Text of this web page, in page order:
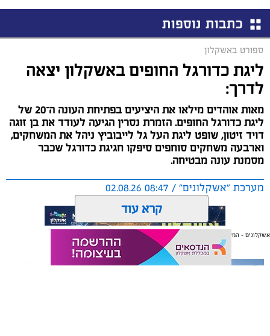
כתבות נוספות
ספורט באשקלון
ליגת כדורגל החופים באשקלון יצאה
לדרך:
מאות אוהדים מילאו את היציעים בפתיחת העונה ה־20 של
ליגת כדורגל החופים. הזמרת נסרין הגיעה לעודד את בן זוגה
דויד זיטון, שופט ליגת העל גל לייבוביץ ניהל את המשחקים,
וארבעה משחקים סוחפים סיפקו חגיגת כדורגל שכבר
מסמנת עונה מבטיחה.
מערכת "אשקלונים" / 08:47 02.08.26
קרא עוד
אשקלונים - המקומון היומי של אשקלון באינטרנט
אולי יעניין אותך גם